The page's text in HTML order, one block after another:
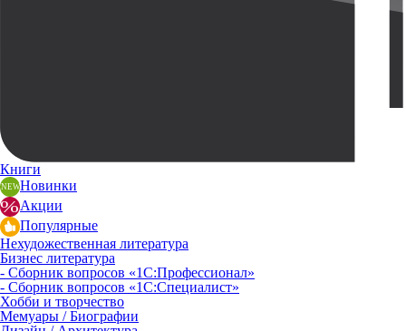
Книги
Новинки
Акции
Популярные
Нехудожественная литература
Бизнес литература
- Сборник вопросов «1С:Профессионал»
- Сборник вопросов «1С:Специалист»
Хобби и творчество
Мемуары / Биографии